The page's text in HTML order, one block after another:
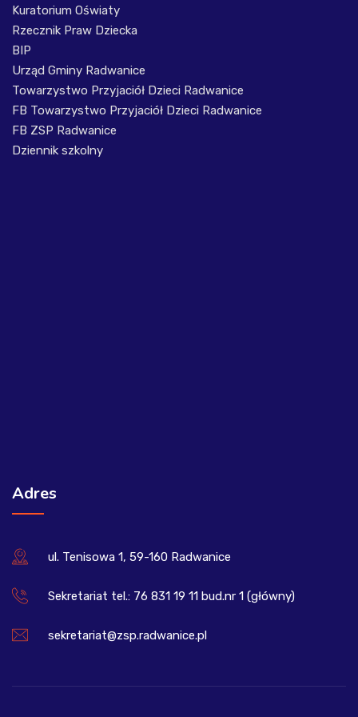
Kuratorium Oświaty
Rzecznik Praw Dziecka
BIP
Urząd Gminy Radwanice
Towarzystwo Przyjaciół Dzieci Radwanice
FB Towarzystwo Przyjaciół Dzieci Radwanice
FB ZSP Radwanice
Dziennik szkolny
Adres
ul. Tenisowa 1, 59-160 Radwanice
Sekretariat tel.: 76 831 19 11 bud.nr 1 (główny)
sekretariat@zsp.radwanice.pl